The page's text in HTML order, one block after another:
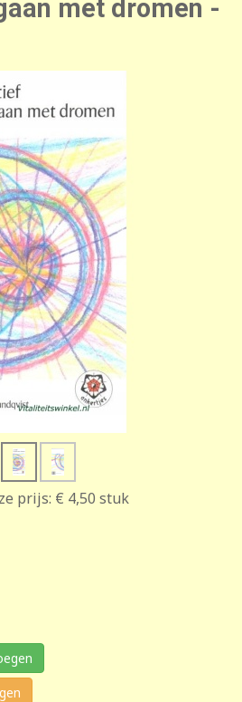
met dromen -
prijs: € 4,50 stuk